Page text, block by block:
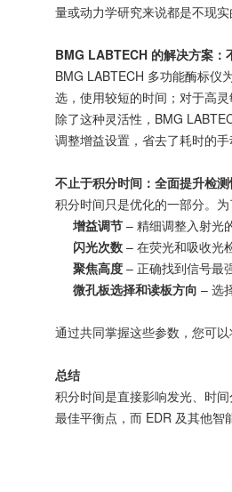
量或动力学研究来说都是不现
BMG LABTECH 的解决方案：
BMG LABTECH 多功能酶标仪
选，使用较短的时间；对于高
除了这种灵活性，BMG
调整增益设置，省去了耗时的
不止于积分时间：全面提升检
积分时间只是优化的一部分。
增益调节 – 精细调整入射光
闪光次数 – 在荧光和吸收光
聚焦高度 – 正确找到信号最
微孔板选择和读板方向 – 选
通过共同掌握这些参数，您可
总结
积分时间是直接影响发光、时
最佳平衡点，而 EDR 及其他